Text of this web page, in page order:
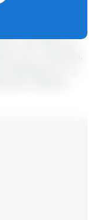
el segundo
histórica en
Las cifras son
Industria,
por el
Agraria